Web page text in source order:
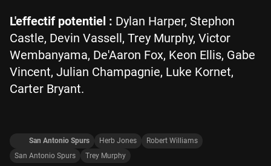
L'effectif potentiel : Dylan Harper, Stephon
Castle, Devin Vassell, Trey Murphy, Victor
Wembanyama, De'Aaron Fox, Keon Ellis, Gabe
Vincent, Julian Champagnie, Luke Kornet,
Carter Bryant.
San Antonio Spurs Herb Jones
Robert Williams
San Antonio Spurs
Trey Murphy